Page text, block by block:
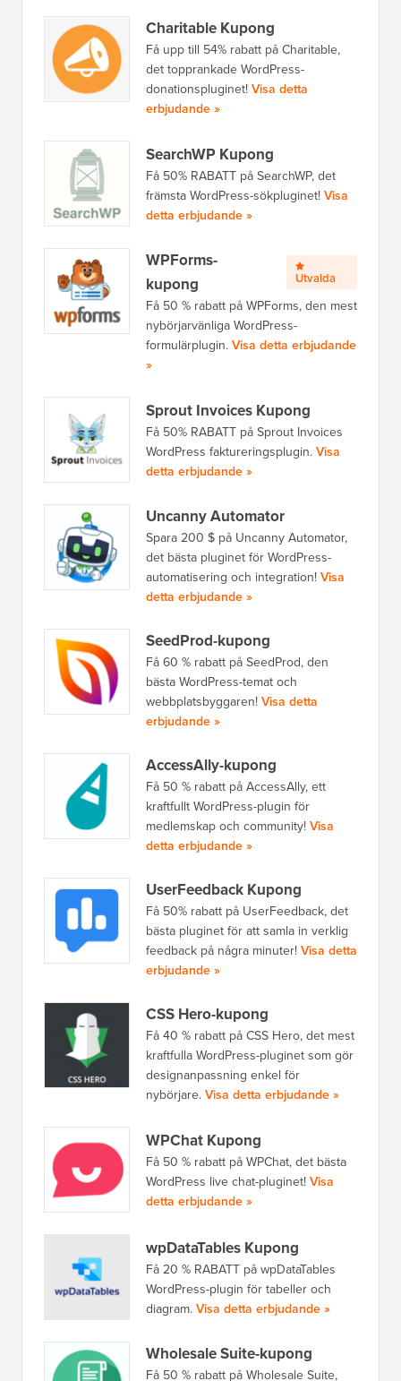
Charitable Kupong
Få upp till 54% rabatt på Charitable,
det topprankade WordPress-
donationspluginet!Visa detta
erbjudande »
SearchWP Kupong
Få 50% RABATT på SearchWP, det
främsta WordPress-sökpluginet!Visa
detta erbjudande »
WPForms-
kupong
Utvalda
Få 50 % rabatt på WPForms, den mest
nybörjarvänliga WordPress-
formulärplugin.Visa detta erbjudande
»
Sprout Invoices Kupong
Få 50% RABATT på Sprout Invoices
WordPress faktureringsplugin.Visa
detta erbjudande »
Uncanny Automator
Spara 200 $ på Uncanny Automator,
det bästa pluginet för WordPress-
automatisering och integration!Visa
detta erbjudande »
SeedProd-kupong
Få 60 % rabatt på SeedProd, den
bästa WordPress-temat och
webbplatsbyggaren!Visa detta
erbjudande »
AccessAlly-kupong
Få 50 % rabatt på AccessAlly, ett
kraftfullt WordPress-plugin för
medlemskap och community!Visa
detta erbjudande »
UserFeedback Kupong
Få 50% rabatt på UserFeedback, det
bästa pluginet för att samla in verklig
feedback på några minuter!Visa detta
erbjudande »
CSS Hero-kupong
Få 40 % rabatt på CSS Hero, det mest
kraftfulla WordPress-pluginet som gör
designanpassning enkel för
nybörjare.Visa detta erbjudande »
WPChat Kupong
Få 50 % rabatt på WPChat, det bästa
WordPress live chat-pluginet!Visa
detta erbjudande »
wpDataTables Kupong
Få 20 % RABATT på wpDataTables
WordPress-plugin för tabeller och
diagram.Visa detta erbjudande »
Wholesale Suite-kupong
Få 50 % rabatt på Wholesale Suite,